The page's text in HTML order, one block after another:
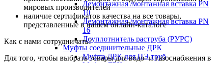
Демонтажная /монтажная вставка PN
10
Демонтажная /монтажная вставка PN
16
Доуплотнитель раструба (РУРС)
Муфты соединительные ДРК
Муфта ДРК для ПЭ труб
мировых производителей
наличие сертификатов качества на все товары,
представленные в нашем онлайн-каталоге
Как с нами сотрудничать?
Для того, чтобы выбрать товары для водо- и газоснабжения в